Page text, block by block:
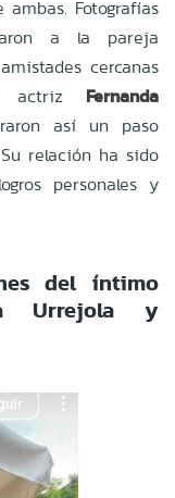
Fotografías
a la pareja
cercanas
actriz
Fernanda
así un paso
relación ha sido
personales y
del íntimo
Urrejola y